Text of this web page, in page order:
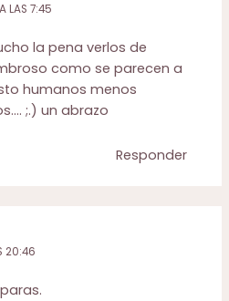
LAS 7:45
la pena verlos de
como se parecen a
humanos menos
;.) un abrazo
Responder
20:46